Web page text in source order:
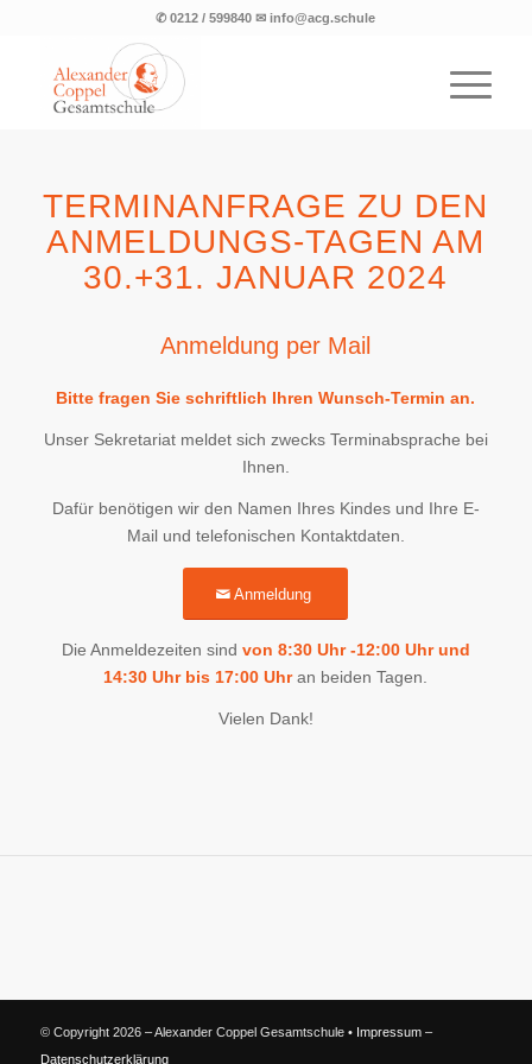
✆ 0212 / 599840 ✉ info@acg.schule
TERMINANFRAGE ZU DEN
ANMELDUNGS-TAGEN AM
30.+31. JANUAR 2024
Anmeldung per Mail
Bitte fragen Sie schriftlich Ihren Wunsch-Termin an.
Unser Sekretariat meldet sich zwecks Terminabsprache bei
Ihnen.
Dafür benötigen wir den Namen Ihres Kindes und Ihre E-
Mail und telefonischen Kontaktdaten.
Anmeldung
Die Anmeldezeiten sind von 8:30 Uhr -12:00 Uhr und
14:30 Uhr bis 17:00 Uhran beiden Tagen.
Vielen Dank!
© Copyright 2026 – Alexander Coppel Gesamtschule • Impressum–
Datenschutzerklärung